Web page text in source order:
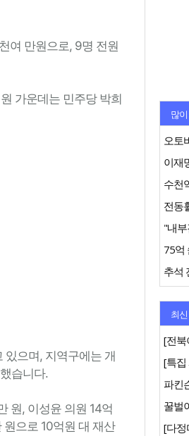
여 만원으로, 9명 전원
가운데는 민주당 박희
있으며, 지역구에는 개
습니다.
원, 이성윤 의원 14억
으로 10억원 대 재산
많
오토
이재
수천
추석
최
[전북
파킨
꿀벌
[다정